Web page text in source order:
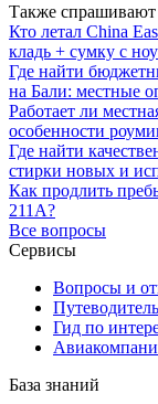
Также спрашивают
Кто летал China
кладь + сумку с
Где найти
на Бали: местные
Работает ли
особенности
Где найти
стирки новых и
Как продлить
211A?
Все вопросы
Сервисы
Вопросы и
Путеводитель
Гид по
База знаний